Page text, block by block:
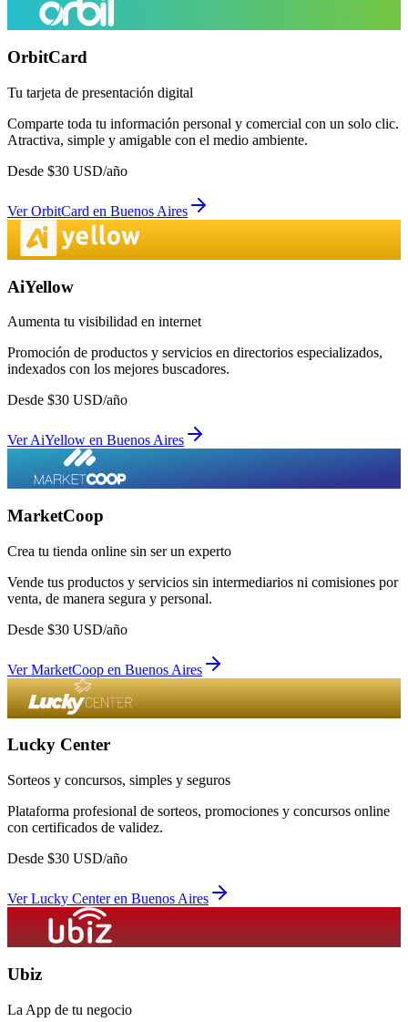
OrbitCard
Tu tarjeta de presentación digital
Comparte toda tu información personal y comercial con un solo clic.
Atractiva, simple y amigable con el medio ambiente.
Desde $30 USD/año
VerOrbitCard en Buenos Aires
AiYellow
Aumenta tu visibilidad en internet
Promoción de productos y servicios en directorios especializados,
indexados con los mejores buscadores.
Desde $30 USD/año
VerAiYellow en Buenos Aires
MarketCoop
Crea tu tienda online sin ser un experto
Vende tus productos y servicios sin intermediarios ni comisiones por
venta, de manera segura y personal.
Desde $30 USD/año
VerMarketCoop en Buenos Aires
Lucky Center
Sorteos y concursos, simples y seguros
Plataforma profesional de sorteos, promociones y concursos online
con certificados de validez.
Desde $30 USD/año
VerLucky Centeren Buenos Aires
Ubiz
La App de tu negocio